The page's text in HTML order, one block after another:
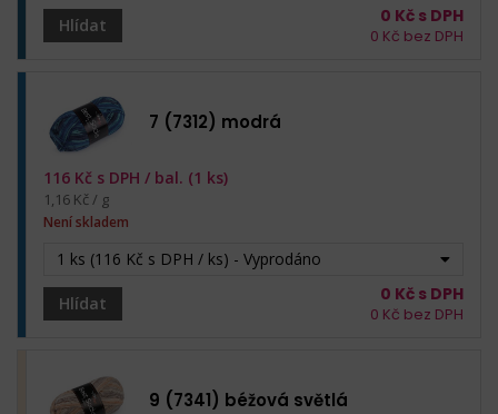
Hlídat 0 Kč s DPH
0 Kč bez DPH
7 (7312) modrá
1 ks (116 Kč s DPH / ks) - Vyprodáno
Hlídat
116 Kč s DPH / bal. (1 ks)
1,16 Kč / g
Není skladem
0 Kč s DPH
0 Kč bez DPH
9 (7341) béžová světlá